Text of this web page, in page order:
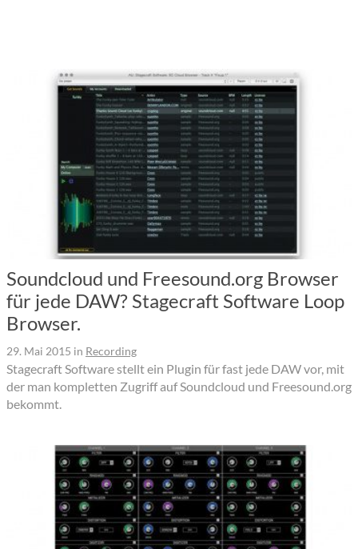
Soundcloud und Freesound.org Browser
für jede DAW? Stagecraft Software Loop
Browser.
29. Mai 2015 in Recording
Stagecraft Software stellt ein Plugin für fast jede DAW vor, mit
der man kompletten Zugriff auf Soundcloud und Freesound.org
bekommt.